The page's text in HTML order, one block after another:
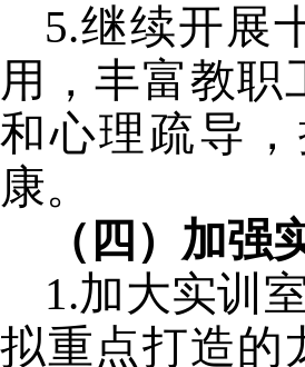
5.继续开展
用，丰富教职
和心理疏导
康。
（四）加
1.加大实训
拟重点打造的